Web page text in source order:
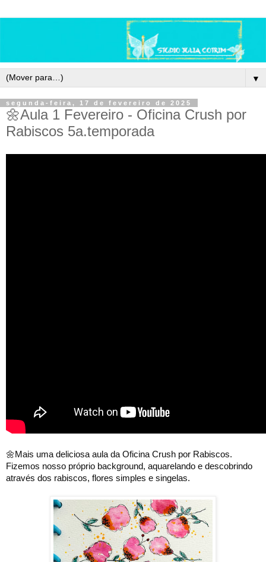
▼
segunda-feira, 17 de fevereiro de 2025
🌼Aula 1 Fevereiro - Oficina Crush por
Rabiscos 5a.temporada
🌼Mais uma deliciosa aula da Oficina Crush por Rabiscos.
Fizemos nosso próprio background, aquarelando e descobrindo
através dos rabiscos, flores simples e singelas.